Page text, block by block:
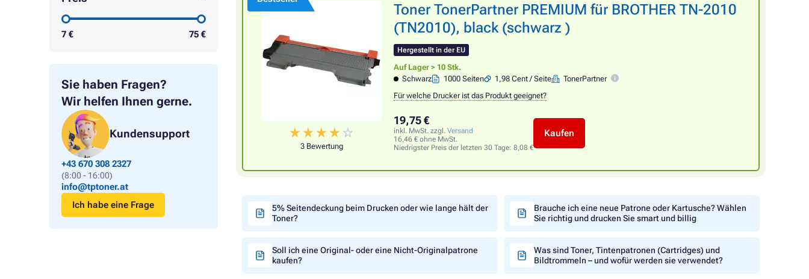
7 € 75 €
Sie haben Fragen?
Wir helfen Ihnen gerne.
Kundensupport
+43 670 308 2327
(8:00 - 16:00)
info@tptoner.at
Ich habe eine Frage
3 Bewertung
Toner TonerPartner PREMIUM für BROTHER TN-2010
(TN2010), black (schwarz )
Hergestellt in der EU
Auf Lager > 10 Stk.
Schwarz
1000 Seiten 1,98 Cent / Seite
TonerPartner
Für welche Drucker ist das Produkt geeignet?
19,75 €
inkl. MwSt. zzgl. Versand
16,46 € ohne MwSt.
Niedrigster Preis der letzten 30 Tage: 8,08 €
Kaufen
5% Seitendeckung beim Drucken oder wie lange hält der
Toner?
Brauche ich eine neue Patrone oder Kartusche? Wählen
Sie richtig und drucken Sie smart und billig
Soll ich eine Original- oder eine Nicht-Originalpatrone
kaufen?
Was sind Toner, Tintenpatronen (Cartridges) und
Bildtrommeln – und wofür werden sie verwendet?